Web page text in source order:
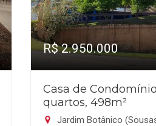
R$ 2.950.000
Casa de
quartos, 498m²
Jardim Botânico